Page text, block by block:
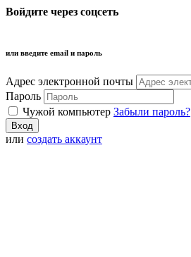
Войдите через соцсеть
или введите email и пароль
Адрес электронной почты
Пароль
Чужой компьютер Забыли пароль?
или создать аккаунт